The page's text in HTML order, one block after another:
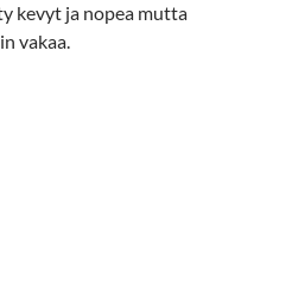
kevyt ja nopea mutta
vakaa.